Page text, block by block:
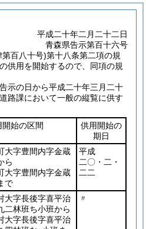
平成二十年二月二十二日
青森県告示第百十六号
百八十号)第十八条第二項の規
供用を開始するので、同項の規
示の日から平成二十年三月二十
路課において一般の縦覧に供す
開始の区間
供用開始の
期日
大字豊間内字金蔵
ら
大字豊間内字金蔵
で
平成
二〇・二・
二二
大字長後字喜平治
二林班ち小班から
大字長後字喜平治
〃